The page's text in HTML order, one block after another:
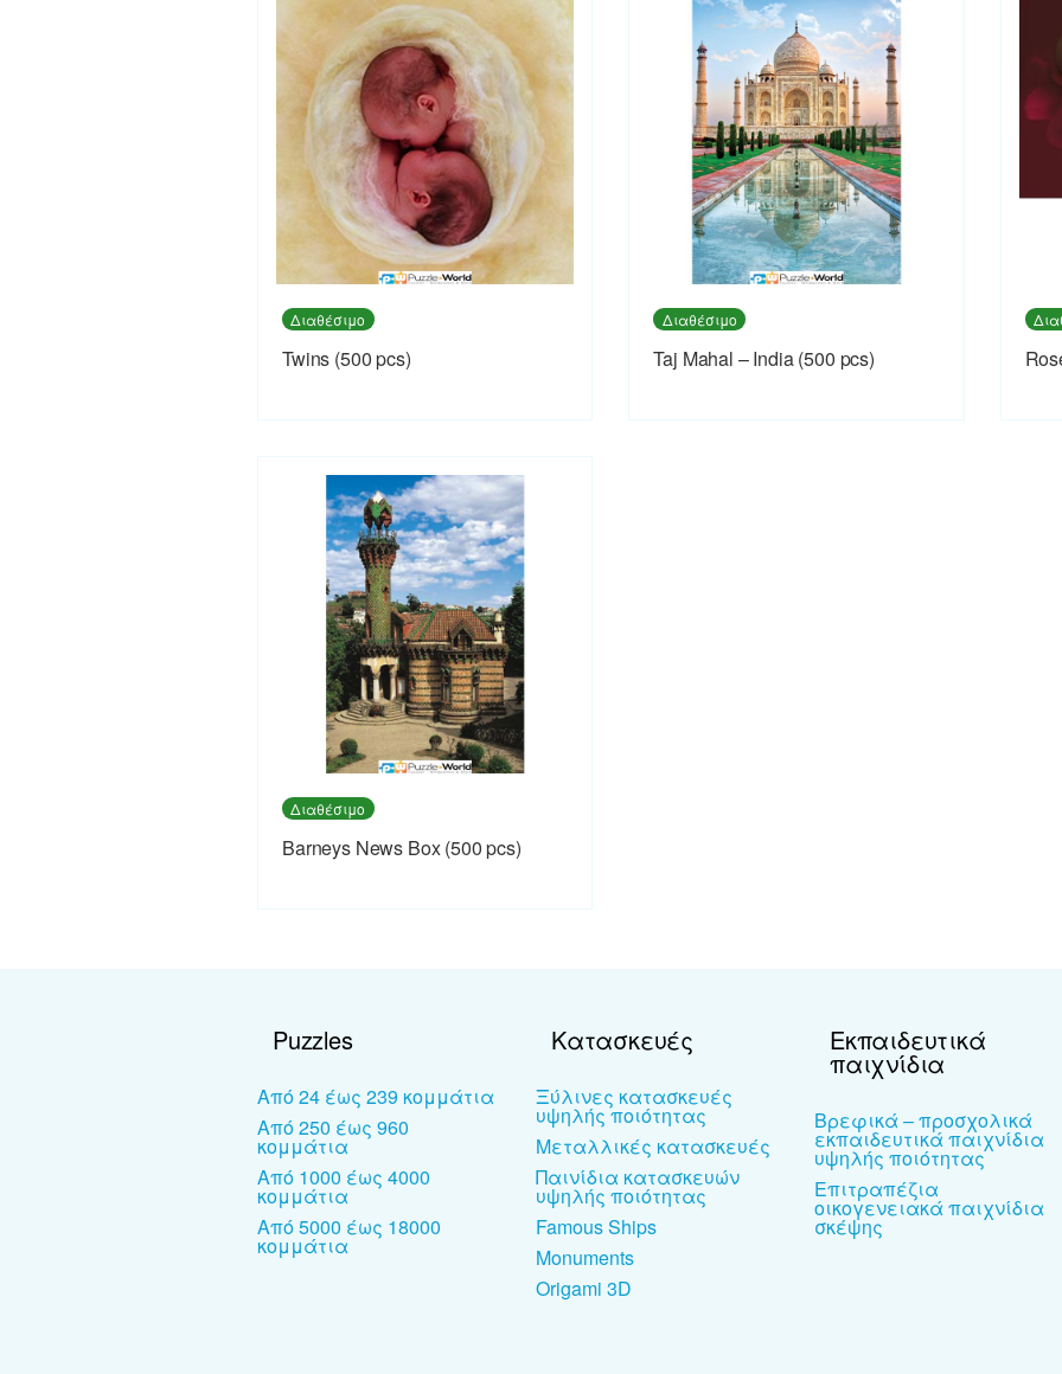
Διαθέσιμο
Twins (500 pcs)
Διαθέσιμο
Taj Mahal – India (500 pcs)
Διαθέσιμο
Barneys News Box (500 pcs)
Puzzles
Από 24 έως 239 κομμάτια
Από 250 έως 960
κομμάτια
Από 1000 έως 4000
κομμάτια
Από 5000 έως 18000
κομμάτια
Κατασκευές
Ξύλινες κατασκευές
υψηλής ποιότητας
Μεταλλικές κατασκευές
Παινίδια κατασκευών
υψηλής ποιότητας
Famous Ships
Monuments
Origami 3D
Εκπαιδευτικά
παιχνίδια
Βρεφικά – προσχολικά
εκπαιδευτικά παιχνίδια
υψηλής ποιότητας
Επιτραπέζια
οικογενειακά παιχνίδια
σκέψης